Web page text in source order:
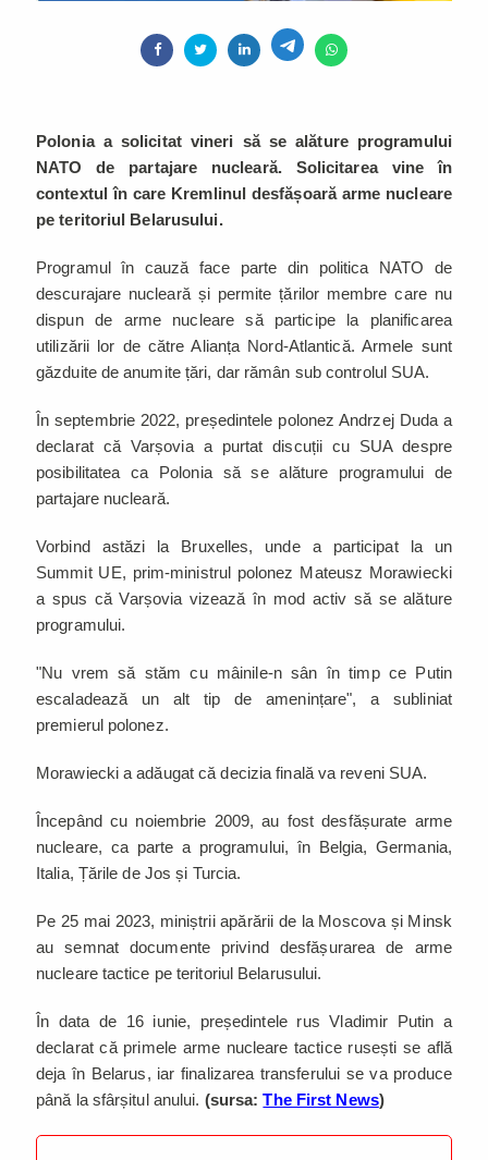
Polonia a solicitat vineri să se alăture programului
NATO de partajare nucleară. Solicitarea vine în
contextul în care Kremlinul desfășoară arme nucleare
pe teritoriul Belarusului.
Programul în cauză face parte din politica NATO de
descurajare nucleară și permite țărilor membre care nu
dispun de arme nucleare să participe la planificarea
utilizării lor de către Alianța Nord-Atlantică. Armele sunt
găzduite de anumite țări, dar rămân sub controlul SUA.
În septembrie 2022, președintele polonez Andrzej Duda a
declarat că Varșovia a purtat discuții cu SUA despre
posibilitatea ca Polonia să se alăture programului de
partajare nucleară.
Vorbind astăzi la Bruxelles, unde a participat la un
Summit UE, prim-ministrul polonez Mateusz Morawiecki
a spus că Varșovia vizează în mod activ să se alăture
programului.
"Nu vrem să stăm cu mâinile-n sân în timp ce Putin
escaladează un alt tip de amenințare", a subliniat
premierul polonez.
Morawiecki a adăugat că decizia finală va reveni SUA.
Începând cu noiembrie 2009, au fost desfășurate arme
nucleare, ca parte a programului, în Belgia, Germania,
Italia, Țările de Jos și Turcia.
Pe 25 mai 2023, miniștrii apărării de la Moscova și Minsk
au semnat documente privind desfășurarea de arme
nucleare tactice pe teritoriul Belarusului.
În data de 16 iunie, președintele rus Vladimir Putin a
declarat că primele arme nucleare tactice rusești se află
deja în Belarus, iar finalizarea transferului se va produce
până la sfârșitul anului. (sursa:The First News)